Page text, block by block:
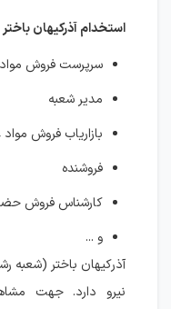
استخدام آذرکیهان
سرپرست فروش
مدیر شعبه
بازاریاب فروش
فروشنده
کارشناس فروش
و ...
آذرکیهان باختر
نیرو دارد. جهت